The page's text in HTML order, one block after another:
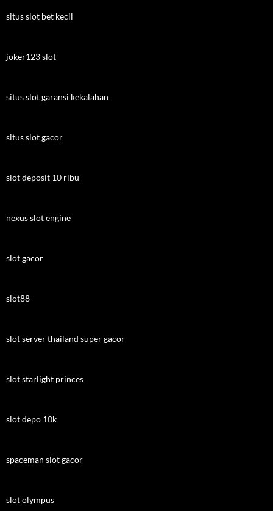
situs slot bet kecil
joker123 slot
situs slot garansi kekalahan
situs slot gacor
slot deposit 10 ribu
nexus slot engine
slot gacor
slot88
slot server thailand super gacor
slot starlight princes
slot depo 10k
spaceman slot gacor
slot olympus